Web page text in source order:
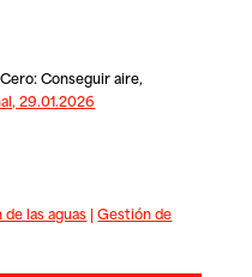
Conseguir aire,
29.01.2026
las aguas |Gestión de